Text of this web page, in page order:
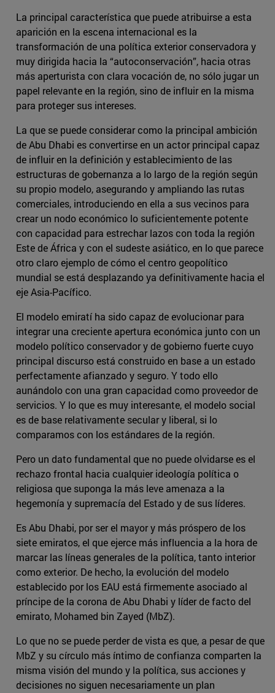
La principal característica que puede atribuirse a esta
aparición en la escena internacional es la
transformación de una política exterior conservadora y
muy dirigida hacia la “autoconservación”, hacia otras
más aperturista con clara vocación de, no sólo jugar un
papel relevante en la región, sino de influir en la misma
para proteger sus intereses.
La que se puede considerar como la principal ambición
de Abu Dhabi es convertirse en un actor principal capaz
de influir en la definición y establecimiento de las
estructuras de gobernanza a lo largo de la región según
su propio modelo, asegurando y ampliando las rutas
comerciales, introduciendo en ella a sus vecinos para
crear un nodo económico lo suficientemente potente
con capacidad para estrechar lazos con toda la región
Este de África y con el sudeste asiático, en lo que parece
otro claro ejemplo de cómo el centro geopolítico
mundial se está desplazando ya definitivamente hacia el
eje Asia-Pacífico.
El modelo emiratí ha sido capaz de evolucionar para
integrar una creciente apertura económica junto con un
modelo político conservador y de gobierno fuerte cuyo
principal discurso está construido en base a un estado
perfectamente afianzado y seguro. Y todo ello
aunándolo con una gran capacidad como proveedor de
servicios. Y lo que es muy interesante, el modelo social
es de base relativamente secular y liberal, si lo
comparamos con los estándares de la región.
Pero un dato fundamental que no puede olvidarse es el
rechazo frontal hacia cualquier ideología política o
religiosa que suponga la más leve amenaza a la
hegemonía y supremacía del Estado y de sus líderes.
Es Abu Dhabi, por ser el mayor y más próspero de los
siete emiratos, el que ejerce más influencia a la hora de
marcar las líneas generales de la política, tanto interior
como exterior. De hecho, la evolución del modelo
establecido por los EAU está firmemente asociado al
príncipe de la corona de Abu Dhabi y líder de facto del
emirato, Mohamed bin Zayed (MbZ).
Lo que no se puede perder de vista es que, a pesar de que
MbZ y su círculo más íntimo de confianza comparten la
misma visión del mundo y la política, sus acciones y
decisiones no siguen necesariamente un plan